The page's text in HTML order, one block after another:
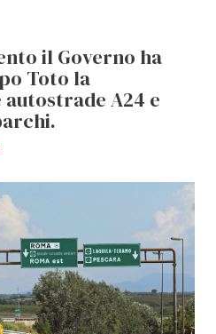
il Governo ha
Toto la
A24 e